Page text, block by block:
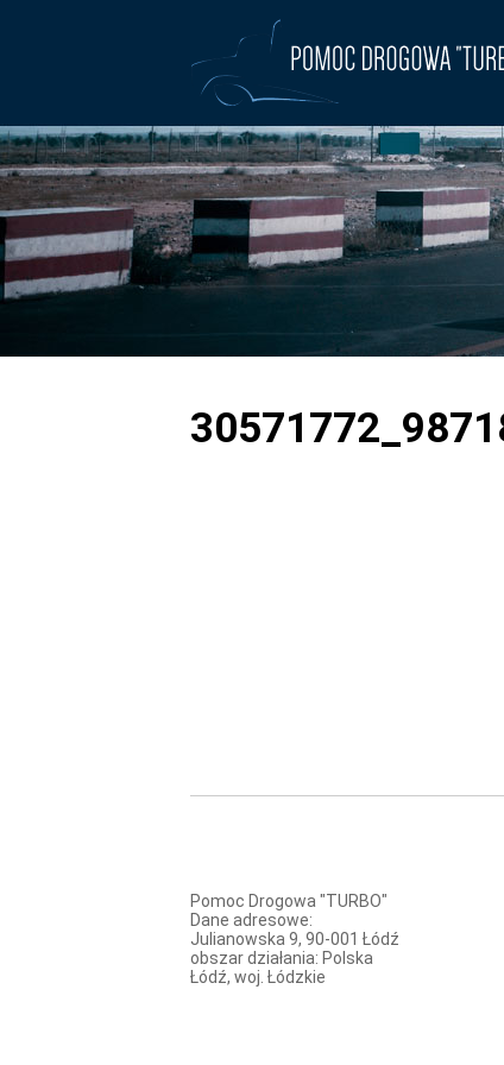
Pomoc Drogowa "TURBO"
Dane adresowe:
Julianowska 9, 90-001 Łódź
obszar działania: Polska
Łódź, woj. Łódzkie